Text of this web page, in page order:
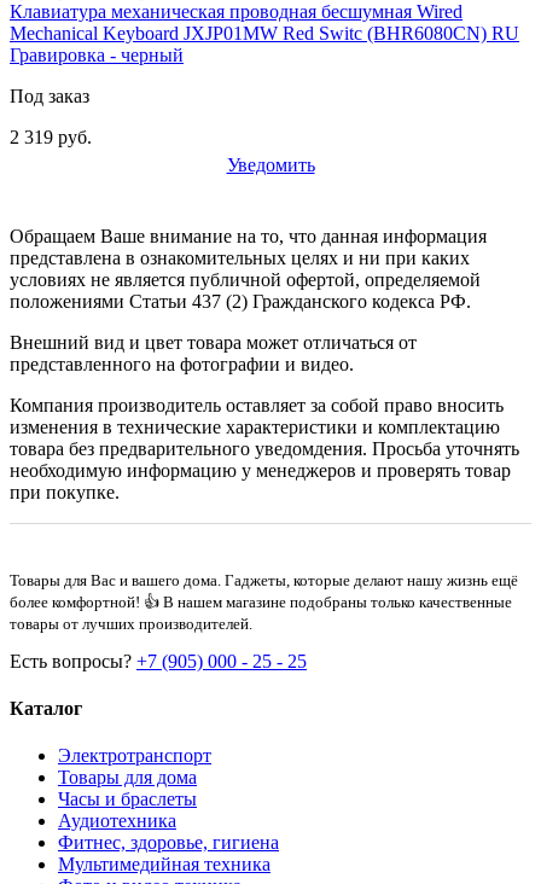
Клавиатура механическая проводная бесшумная Wired
Mechanical Keyboard JXJP01MW Red Switc (BHR6080CN) RU
Гравировка - черный
Под заказ
2 319 руб.
Уведомить
Обращаем Ваше внимание на то, что данная информация
представлена в ознакомительных целях и ни при каких
условиях не является публичной офертой, определяемой
положениями Статьи 437 (2) Гражданского кодекса РФ.
Внешний вид и цвет товара может отличаться от
представленного на фотографии и видео.
Компания производитель оставляет за собой право вносить
изменения в технические характеристики и комплектацию
товара без предварительного уведомдения. Просьба уточнять
необходимую информацию у менеджеров и проверять товар
при покупке.
Товары для Вас и вашего дома. Гаджеты, которые делают нашу жизнь ещё
более комфортной! 👍 В нашем магазине подобраны только качественные
товары от лучших производителей.
Есть вопросы? +7 (905) 000 - 25 - 25
Каталог
Электротранспорт
Товары для дома
Часы и браслеты
Аудиотехника
Фитнес, здоровье, гигиена
Мультимедийная техника